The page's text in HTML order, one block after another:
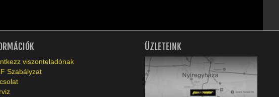
viszonteladónak
Szabályzat
ÜZLETEINK